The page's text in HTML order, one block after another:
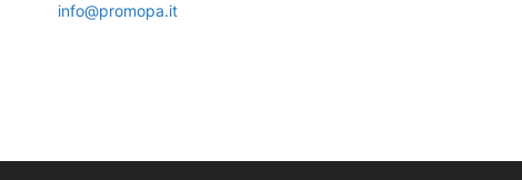
info@promopa.it